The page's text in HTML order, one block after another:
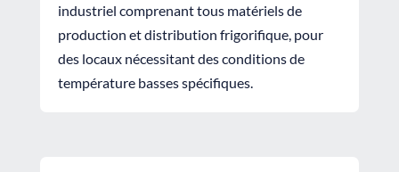
industriel comprenant tous matériels de
production et distribution frigorifique, pour
des locaux nécessitant des conditions de
température basses spécifiques.